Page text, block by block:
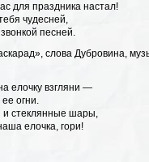
для праздника настал!
чудесней,
песней.
слова Дубровина,
елочку взгляни —
огни.
и стеклянные шары,
елочка, гори!